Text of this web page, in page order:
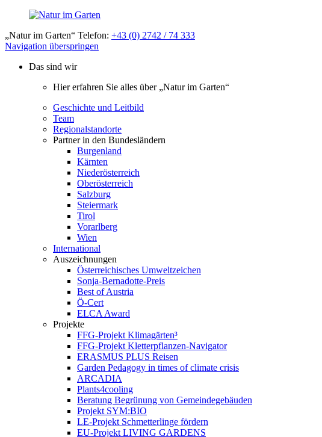
„Natur im Garten“ Telefon: +43 (0) 2742 / 74 333
Navigation überspringen
Das sind wir
Hier erfahren Sie alles über „Natur im Garten“
Geschichte und Leitbild
Team
Regionalstandorte
Partner in den Bundesländern
Burgenland
Kärnten
Niederösterreich
Oberösterreich
Salzburg
Steiermark
Tirol
Vorarlberg
Wien
International
Auszeichnungen
Österreichisches Umweltzeichen
Sonja-Bernadotte-Preis
Best of Austria
Ö-Cert
ELCA Award
Projekte
FFG-Projekt Klimagärten³
FFG-Projekt Kletterpflanzen-Navigator
ERASMUS PLUS Reisen
Garden Pedagogy in times of climate crisis
ARCADIA
Plants4cooling
Beratung Begrünung von Gemeindegebäuden
Projekt SYM:BIO
LE-Projekt Schmetterlinge fördern
EU-Projekt LIVING GARDENS